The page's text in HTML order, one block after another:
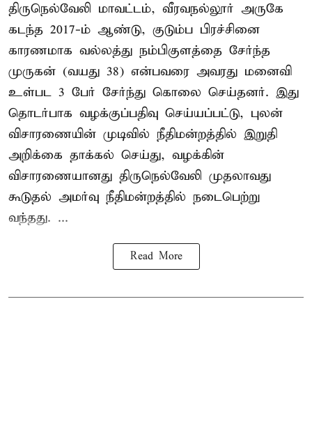
திருநெல்வேலி மாவட்டம், வீரவநல்லூர் அருகே
கடந்த 2017-ம் ஆண்டு, குடும்ப பிரச்சினை
காரணமாக வல்லத்து நம்பிகுளத்தை சேர்ந்த
முருகன் (வயது 38) என்பவரை அவரது மனைவி
உள்பட 3 பேர் சேர்ந்து கொலை செய்தனர். இது
தொடர்பாக வழக்குப்பதிவு செய்யப்பட்டு, புலன்
விசாரணையின் முடிவில் நீதிமன்றத்தில் இறுதி
அறிக்கை தாக்கல் செய்து, வழக்கின்
விசாரணையானது திருநெல்வேலி முதலாவது
கூடுதல் அமர்வு நீதிமன்றத்தில் நடைபெற்று
வந்தது. ...
Read More